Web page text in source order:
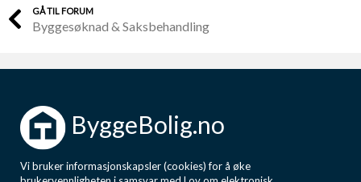
GÅ TIL FORUM
Byggesøknad & Saksbehandling
ByggeBolig.no
Vi bruker informasjonskapsler (cookies) for å øke